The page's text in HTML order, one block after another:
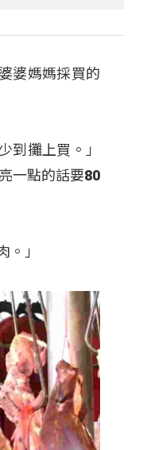
婆媽媽採買的
到攤上買。」
一點的話要80
」